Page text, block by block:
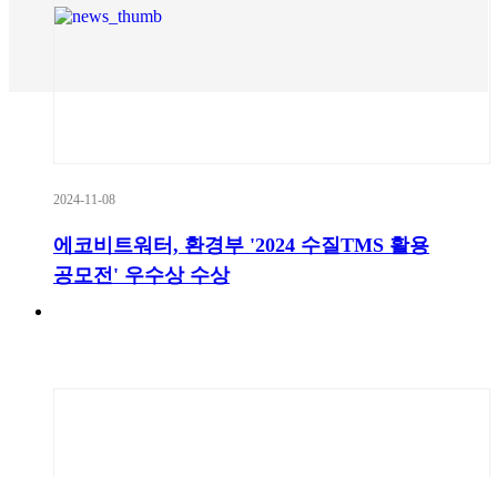
2024-11-08
에코비트워터, 환경부 '2024 수질TMS 활용
공모전' 우수상 수상